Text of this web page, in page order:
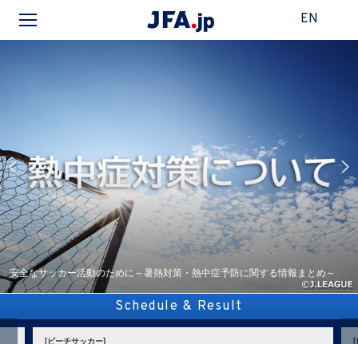
EN
安全なサッカー活動のために～暑熱対策・熱中症予防に関する情報まとめ～
Schedule & Result
[ビーチサッカー]
[